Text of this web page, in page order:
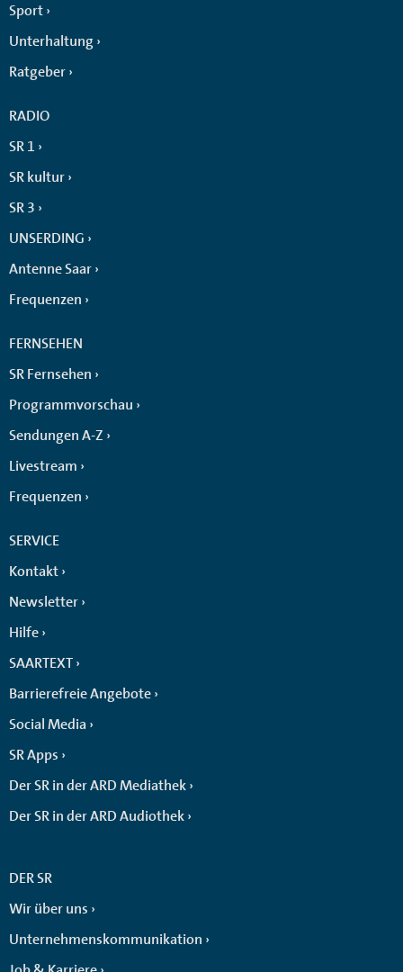
Sport
Unterhaltung
Ratgeber
RADIO
SR 1
SR kultur
SR 3
UNSERDING
Antenne Saar
Frequenzen
FERNSEHEN
SR Fernsehen
Programmvorschau
Sendungen A-Z
Livestream
Frequenzen
SERVICE
Kontakt
Newsletter
Hilfe
SAARTEXT
Barrierefreie Angebote
Social Media
SR Apps
Der SR in der ARD Mediathek
Der SR in der ARD Audiothek
DER SR
Wir über uns
Unternehmenskommunikation